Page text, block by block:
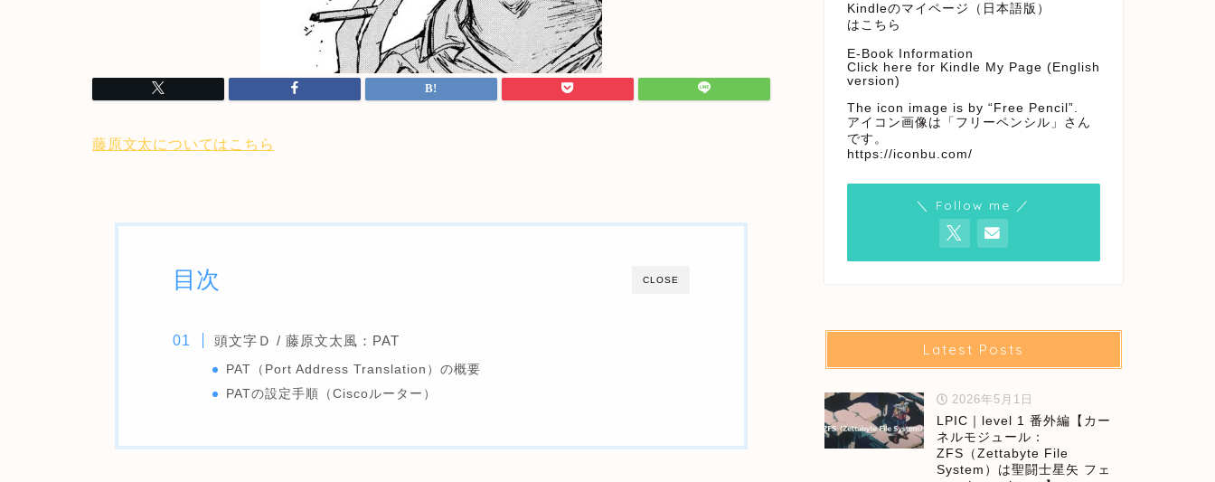
藤原文太についてはこちら
CLOSE
目次
頭文字Ｄ / 藤原文太風：PAT
PAT（Port Address Translation）の概要
PATの設定手順（Ciscoルーター）
Kindleのマイページ（日本語版）
はこちら
E-Book Information
Click here for Kindle My Page (English
version)
The icon image is by “Free Pencil”.
アイコン画像は「フリーペンシル」さん
です。
https://iconbu.com/
＼ Follow me ／
Latest Posts
2026年5月1日
LPIC｜level 1 番外編【カー
ネルモジュール：
ZFS（Zettabyte File
System）は聖闘士星矢 フェ